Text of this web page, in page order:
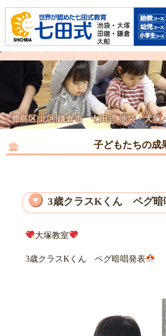
豊島区|北区|鎌倉市 七田式 池袋・大塚
子どもたちの成
3歳クラスKくん ペグ暗
大塚教室
3歳クラスKくん ペグ暗唱発表